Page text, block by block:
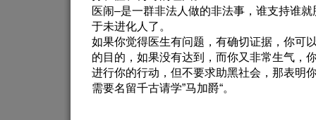
医闹–是一群非法人做的非法事，谁支持谁
于未进化人了。
如果你觉得医生有问题，有确切证据，你可
的目的，如果没有达到，而你又非常生气，
进行你的行动，但不要求助黑社会，那表明
需要名留千古请学”马加爵“。